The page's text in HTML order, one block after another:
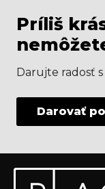
Príliš
Darujte radosť
Darovať
Odoberať